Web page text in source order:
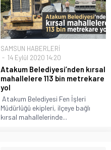
SAMSUN HABERLERİ
14 Eylül 2020 14:20
Atakum Belediyesi’nden kırsal
mahallelere 113 bin metrekare
yol
Atakum Belediyesi Fen İşleri
Müdürlüğü ekipleri, ilçeye bağlı
kırsal mahallelerinde...